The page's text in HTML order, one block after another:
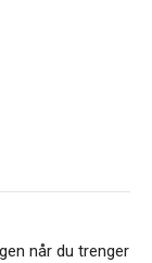
når du trenger